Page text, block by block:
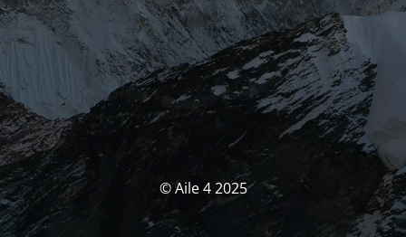
© Aile 4 2025